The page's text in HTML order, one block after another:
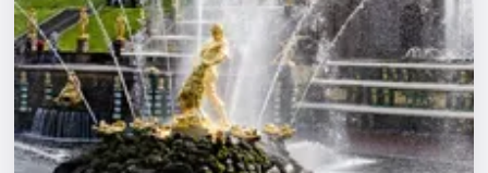
Площадки
Артисты
Рейтинги